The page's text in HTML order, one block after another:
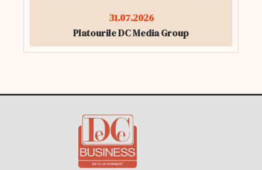
31.07.2026
Platourile DC Media Group